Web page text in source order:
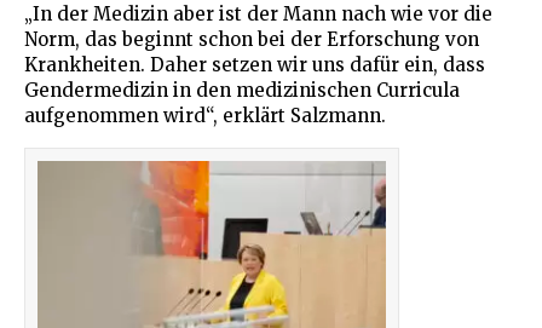
„In der Medizin aber ist der Mann nach wie vor die
Norm, das beginnt schon bei der Erforschung von
Krankheiten. Daher setzen wir uns dafür ein, dass
Gendermedizin in den medizinischen Curricula
aufgenommen wird“, erklärt Salzmann.